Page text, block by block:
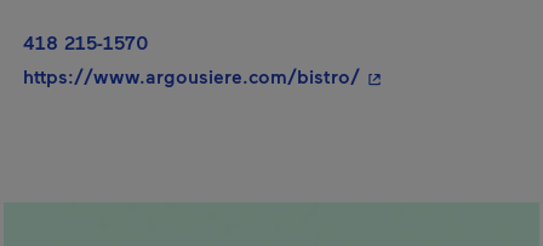
418 215-1570
https://www.argousiere.com/bistro/- Cet hyperlien